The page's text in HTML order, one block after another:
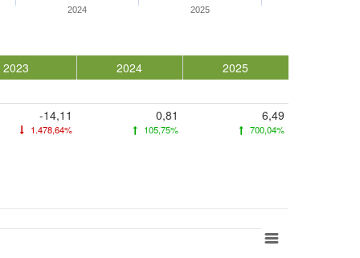
2024 2025
2023 2024
2025
-14,11
1.478,64%
0,81
105,75%
6,49
700,04%